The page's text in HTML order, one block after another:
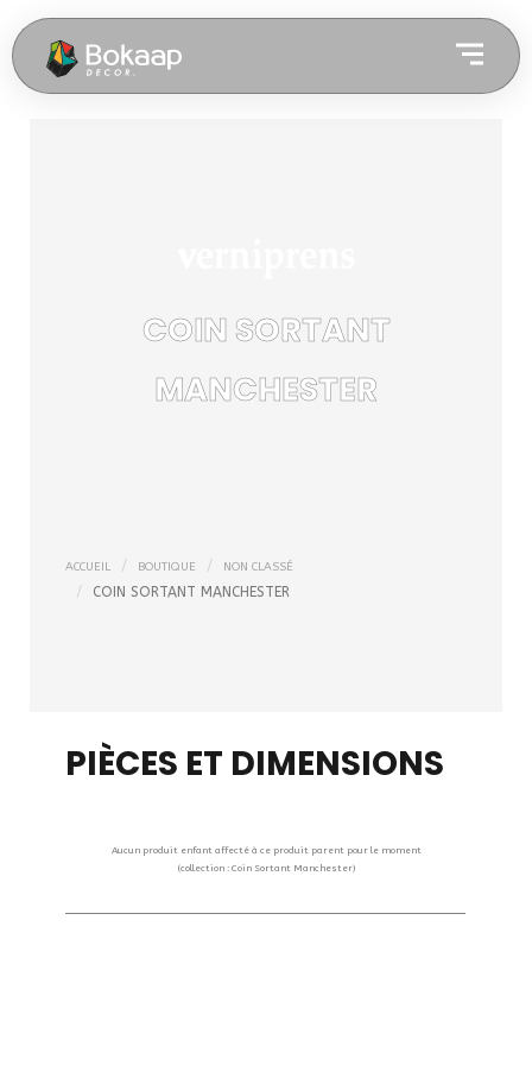
COIN SORTANT
MANCHESTER
ACCUEIL BOUTIQUE NON CLASSÉ
COIN SORTANT MANCHESTER
PIÈCES ET DIMENSIONS
Aucun produit enfant affecté à ce produit parent pour le moment
(collection : Coin Sortant Manchester)